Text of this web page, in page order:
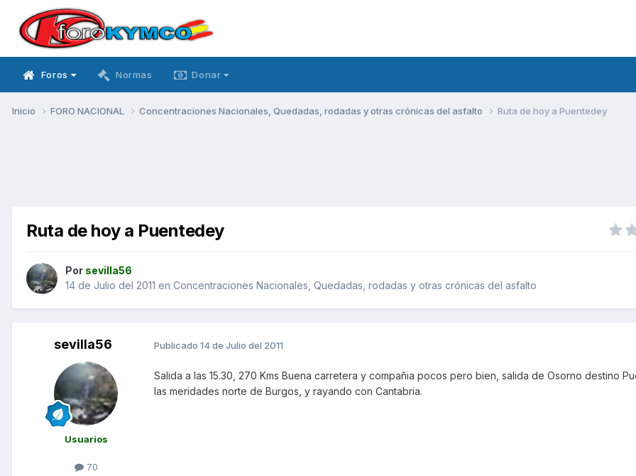
Foros Normas Donar
Inicio FORO NACIONAL Concentraciones Nacionales, Quedadas, rodadas y otras crónicas del asfalto Ruta de hoy a Puentedey
Ruta de hoy a Puentedey
Por sevilla56
14 de Julio del 2011 en Concentraciones Nacionales, Quedadas, rodadas y otras crónicas del asfalto
sevilla56
Usuarios
70
Publicado 14 de Julio del 2011
Salida a las 15.30, 270 Kms Buena carretera y compañia pocos pero bien, salida de Osorno destino
las meridades norte de Burgos, y rayando con Cantabria.